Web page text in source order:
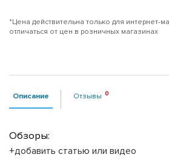
*Цена действительна только для интернет-
отличаться от цен в розничных магазинах
Описание Отзывы
Обзоры:
+добавить статью или видео